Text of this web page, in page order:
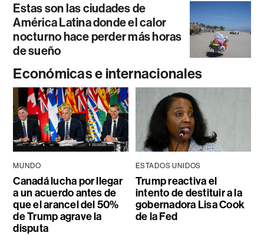
Estas son las ciudades de
América Latina donde el calor
nocturno hace perder más horas
de sueño
Económicas e internacionales
MUNDO
Canadá lucha por llegar
a un acuerdo antes de
que el arancel del 50%
de Trump agrave la
disputa
ESTADOS UNIDOS
Trump reactiva el
intento de destituir a la
gobernadora Lisa Cook
de la Fed